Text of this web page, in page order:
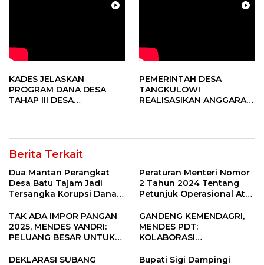
KADES JELASKAN
PROGRAM DANA DESA
TAHAP III DESA
PEMERINTAH DESA
TANGKULOWI
REALISASIKAN ANGGARAN
Berita Terkait
Dua Mantan Perangkat
Desa Batu Tajam Jadi
Tersangka Korupsi Dana
Peraturan Menteri Nomor
2 Tahun 2024 Tentang
Petunjuk Operasional Atas
Desa Tahun 2025
TAK ADA IMPOR PANGAN
2025, MENDES YANDRI:
PELUANG BESAR UNTUK
GANDENG KEMENDAGRI,
MENDES PDT:
KOLABORASI
PEMBANGUNAN DESA
DEKLARASI SUBANG
Bupati Sigi Dampingi